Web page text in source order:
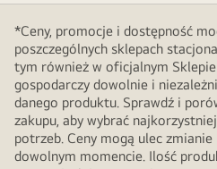
*Ceny, promocje i dostępność
poszczególnych sklepach
tym również w oficjalnym
gospodarczy dowolnie i
danego produktu. Sprawdź i
zakupu, aby wybrać
potrzeb. Ceny mogą ulec zmianie
dowolnym momencie. Ilość